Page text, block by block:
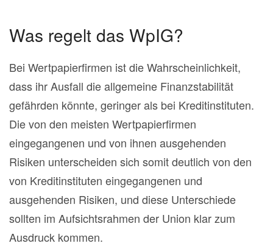
Was regelt das WpIG?
Bei Wertpapierfirmen ist die Wahrscheinlichkeit,
dass ihr Ausfall die allgemeine Finanzstabilität
gefährden könnte, geringer als bei Kreditinstituten.
Die von den meisten Wertpapierfirmen
eingegangenen und von ihnen ausgehenden
Risiken unterscheiden sich somit deutlich von den
von Kreditinstituten eingegangenen und
ausgehenden Risiken, und diese Unterschiede
sollten im Aufsichtsrahmen der Union klar zum
Ausdruck kommen.